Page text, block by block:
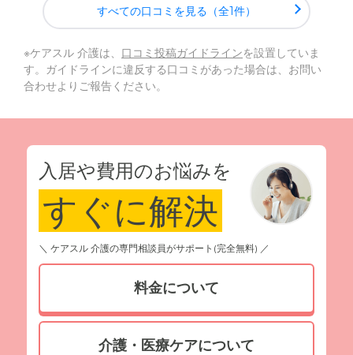
すべての口コミを見る（全1件）
※ケアスル 介護は、 口コミ投稿ガイドラインを設置していま
す。ガイドラインに違反する口コミがあった場合は、お問い
合わせよりご報告ください。
入居や費用のお悩みを
すぐに解決
＼ ケアスル 介護の専門相談員がサポート(完全無料) ／
料金について
介護・医療ケアについて